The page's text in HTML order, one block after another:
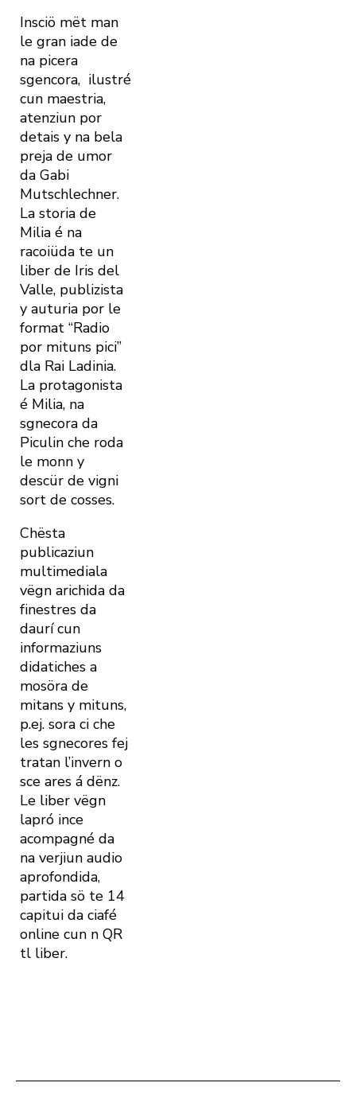
Insciö mët man
le gran iade de
na picera
sgencora, ilustré
cun maestria,
atenziun por
detais y na bela
preja de umor
da Gabi
Mutschlechner.
La storia de
Milia é na
racoiüda te un
liber de Iris del
Valle, publizista
y auturia por le
format “Radio
por mituns pici”
dla Rai Ladinia.
La protagonista
é Milia, na
sgnecora da
Piculin che roda
le monn y
descür de vigni
sort de cosses.
Chësta
publicaziun
multimediala
vëgn arichida da
finestres da
daurí cun
informaziuns
didatiches a
mosöra de
mitans y mituns,
p.ej. sora ci che
les sgnecores fej
tratan l’invern o
sce ares á dënz.
Le liber vëgn
lapró ince
acompagné da
na verjiun audio
aprofondida,
partida sö te 14
capitui da ciafé
online cun n QR
tl liber.